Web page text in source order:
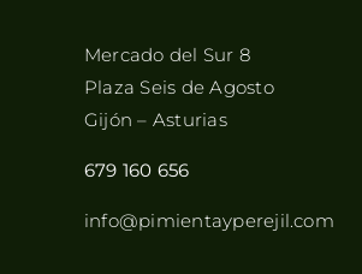
Mercado del Sur 8
Plaza Seis de Agosto
Gijón – Asturias
679 160 656
info@pimientayperejil.com